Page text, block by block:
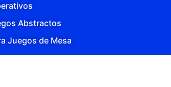
Abstractos
Juegos de Mesa